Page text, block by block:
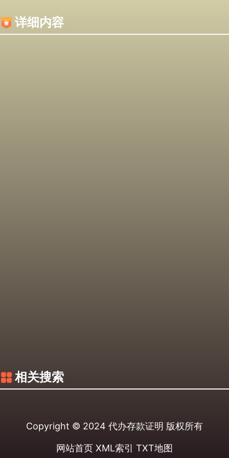
详细内容
相关搜索
Copyright © 2024 代办存款证明 版权所有
网站首页 XML索引 TXT地图